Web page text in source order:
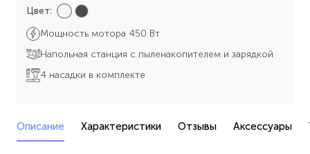
Цвет:
Мощность мотора 450 Вт
Напольная станция с пыленакопителем и зарядкой
4 насадки в комплекте
Описание Характеристики Отзывы Аксессуары